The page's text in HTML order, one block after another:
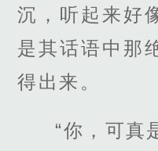
沉，听起来好
是其话语中那
得出来。
“你，可真